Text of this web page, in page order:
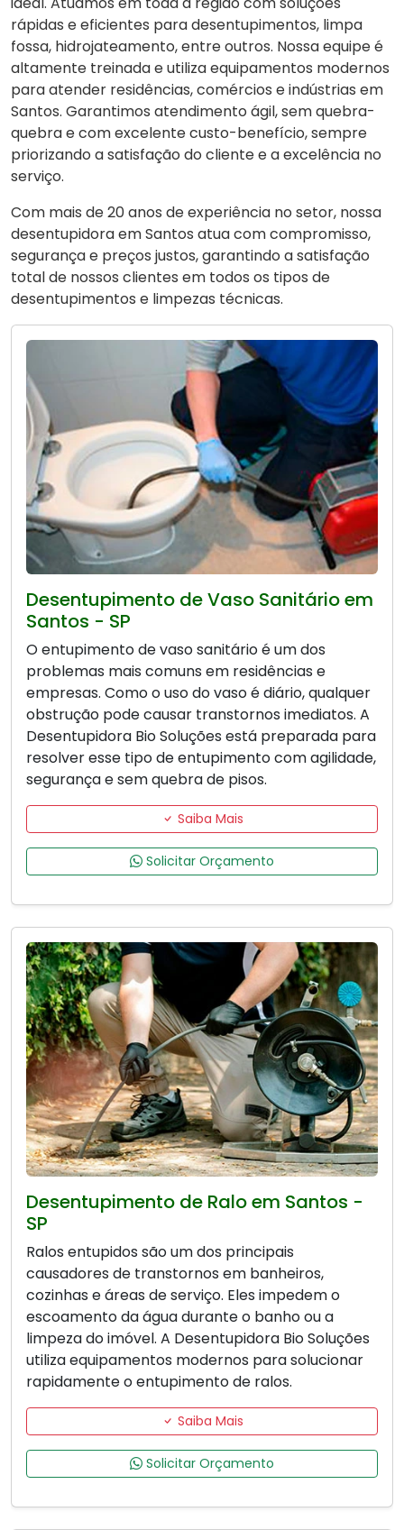
rápidas e eficientes para desentupimentos, limpa
fossa, hidrojateamento, entre outros. Nossa equipe é
altamente treinada e utiliza equipamentos modernos
para atender residências, comércios e indústrias em
Santos. Garantimos atendimento ágil, sem quebra-
quebra e com excelente custo-benefício, sempre
priorizando a satisfação do cliente e a excelência no
serviço.
Com mais de 20 anos de experiência no setor, nossa
desentupidora em Santos atua com compromisso,
segurança e preços justos, garantindo a satisfação
total de nossos clientes em todos os tipos de
desentupimentos e limpezas técnicas.
Desentupimento de Vaso Sanitário em
Santos - SP
O entupimento de vaso sanitário é um dos
problemas mais comuns em residências e
empresas. Como o uso do vaso é diário, qualquer
obstrução pode causar transtornos imediatos. A
Desentupidora Bio Soluções está preparada para
resolver esse tipo de entupimento com agilidade,
segurança e sem quebra de pisos.
Saiba Mais
Solicitar Orçamento
Desentupimento de Ralo em Santos -
SP
Ralos entupidos são um dos principais
causadores de transtornos em banheiros,
cozinhas e áreas de serviço. Eles impedem o
escoamento da água durante o banho ou a
limpeza do imóvel. A Desentupidora Bio Soluções
utiliza equipamentos modernos para solucionar
rapidamente o entupimento de ralos.
Saiba Mais
Solicitar Orçamento